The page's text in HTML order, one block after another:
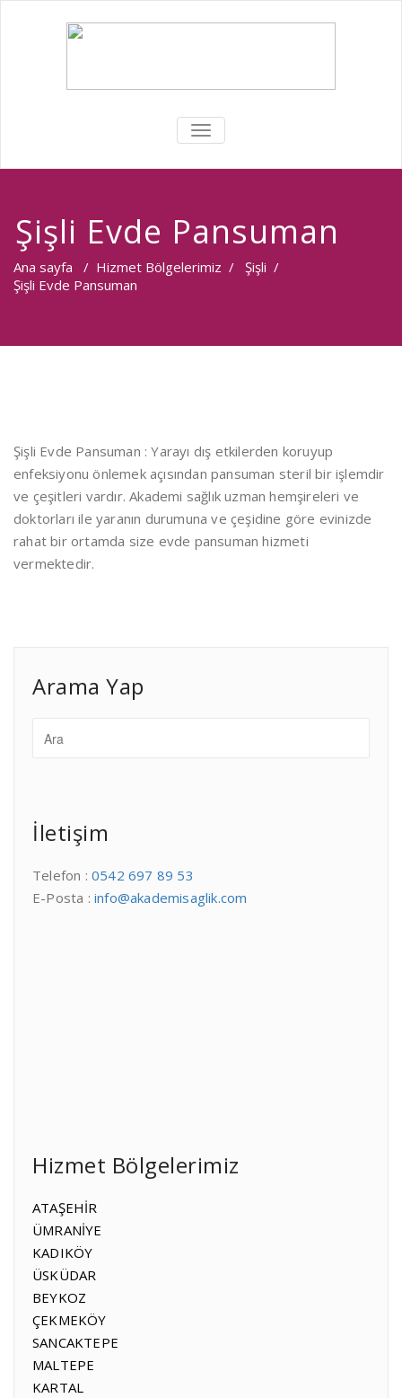
MENÜYÜ
DEĞIŞTIR
Şişli Evde Pansuman
Ana sayfa / Hizmet Bölgelerimiz / Şişli /
Şişli Evde Pansuman
Şişli Evde Pansuman : Yarayı dış etkilerden koruyup
enfeksiyonu önlemek açısından pansuman steril bir işlemdir
ve çeşitleri vardır. Akademi sağlık uzman hemşireleri ve
doktorları ile yaranın durumuna ve çeşidine göre evinizde
rahat bir ortamda size evde pansuman hizmeti
vermektedir.
Arama Yap
İletişim
Telefon : 0542 697 89 53
E-Posta : info@akademisaglik.com
Hizmet Bölgelerimiz
ATAŞEHİR
ÜMRANİYE
KADIKÖY
ÜSKÜDAR
BEYKOZ
ÇEKMEKÖY
SANCAKTEPE
MALTEPE
KARTAL